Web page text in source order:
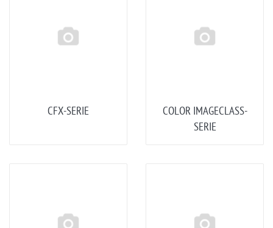
CFX-SERIE
COLOR IMAGECLASS-
SERIE